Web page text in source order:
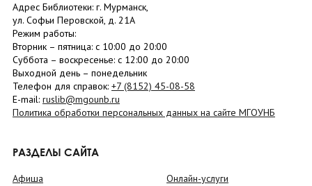
Адрес Библиотеки: г. Мурманск,
ул. Софьи Перовской, д. 21А
Режим работы:
Вторник – пятница: с 10:00 до 20:00
Суббота – воскресенье: c 12:00 до 20:00
Выходной день – понедельник
Телефон для справок: +7 (8152) 45-08-58
E-mail: ruslib@mgounb.ru
Политика обработки персональных данных на сайте МГОУНБ
РАЗДЕЛЫ САЙТА
Афиша
Онлайн-услуги